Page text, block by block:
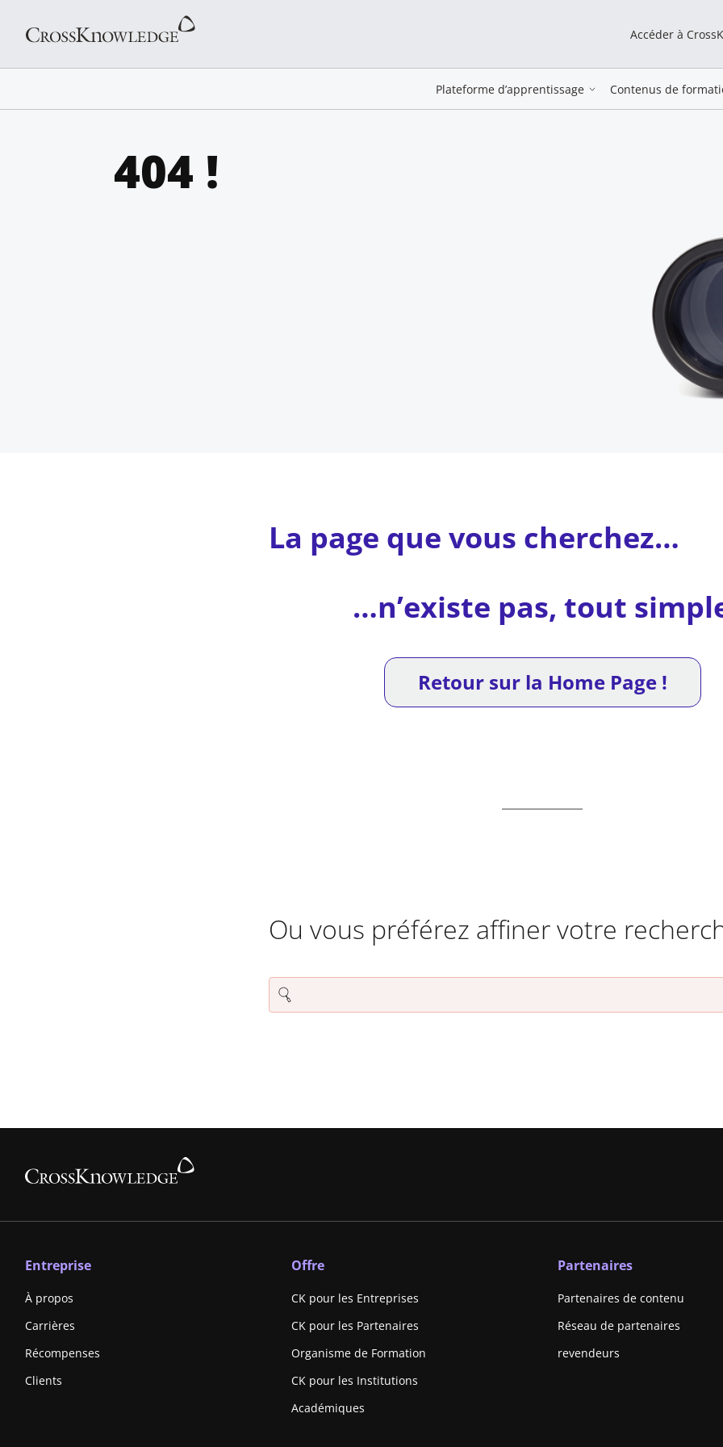
Accéder à
Plateforme d’apprentissage Contenus de
404 !
La page que vous cherchez…
…n’existe pas, tout
Retour sur la Home Page !
Ou vous préférez affiner votre
Rechercher
Entreprise
À propos
Carrières
Récompenses
Clients
Offre
CK pour les Entreprises
CK pour les Partenaires
Organisme de Formation
CK pour les Institutions
Académiques
Partenaires
Partenaires de contenu
Réseau de partenaires
revendeurs